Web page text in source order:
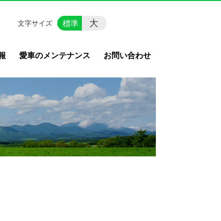
愛車のメンテナンス お問い合わせ
文字サイズ 標準 大